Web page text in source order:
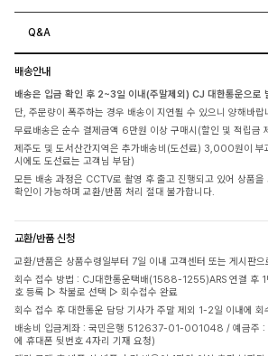
Q&A
배송안내
배송은 입금 확인 후 2~3일 이내(주말제외) CJ 대한통운으로
단, 주문량이 폭주하는 경우 배송이 지연될 수 있으니 양해바랍
무료배송은 순수 결제금액 6만원 이상 구매시(할인 및 적립금
제주도 및 도서산간지역은 추가배송비(도선료) 3,000원이 부
시에도 도선료는 고객님 부담)
모든 배송 과정은 CCTV로 촬영 후 출고 진행되고 있어 상품을
확인이 가능하며 교환/반품 처리 절대 불가합니다.
교환/반품 신청
교환/반품은 상품수령일부터 7일 이내 고객센터 또는 게시판
회수 접수 방법 : CJ대한통운택배(1588-1255)ARS 연결 후
호 등록 ▷ 착불로 선택 ▷ 회수접수 완료
회수 접수 후 대한통운 담당 기사가 주말 제외 1-2일 이내에 회
배송비 입금계좌 : 국민은행 512637-01-001048 / 예금주 :
에 휴대폰 뒷번호 4자리 기재 요청)